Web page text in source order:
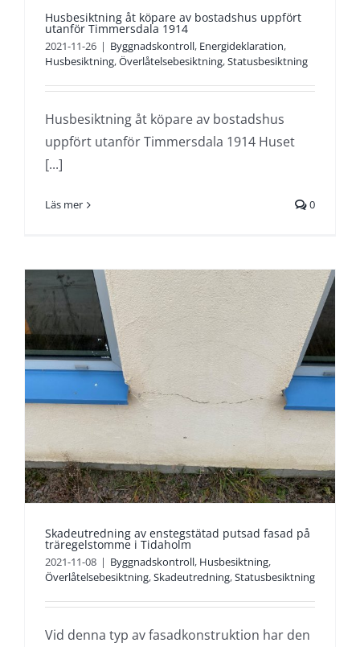
Husbesiktning åt köpare av bostadshus uppfört
utanför Timmersdala 1914
2021-11-26 | Byggnadskontroll, Energideklaration,
Husbesiktning,Överlåtelsebesiktning,Statusbesiktning
Husbesiktning åt köpare av bostadshus
uppfört utanför Timmersdala 1914 Huset
[...]
Läs mer 0
Skadeutredning av enstegstätad putsad fasad på
träregelstomme i Tidaholm
2021-11-08 | Byggnadskontroll, Husbesiktning,
Överlåtelsebesiktning,Skadeutredning,Statusbesiktning
Vid denna typ av fasadkonstruktion har den